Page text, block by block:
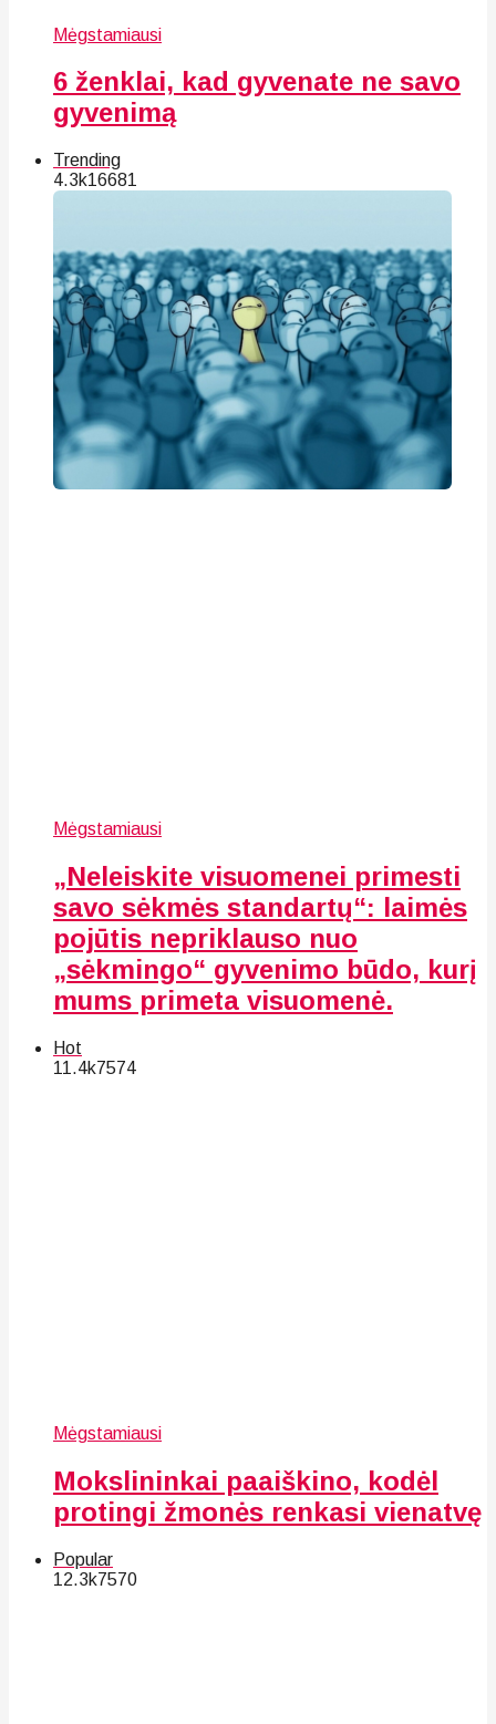
Mėgstamiausi
6 ženklai, kad gyvenate ne savo
gyvenimą
Trending
4.3k16681
Mėgstamiausi
„Neleiskite visuomenei primesti
savo sėkmės standartų“: laimės
pojūtis nepriklauso nuo
„sėkmingo“ gyvenimo būdo, kurį
mums primeta visuomenė.
Hot
11.4k7574
Mėgstamiausi
Mokslininkai paaiškino, kodėl
protingi žmonės renkasi vienatvę
Popular
12.3k7570